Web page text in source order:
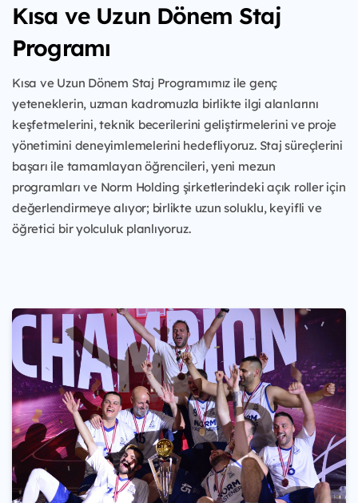
Kısa ve Uzun Dönem Staj
Programı
Kısa ve Uzun Dönem Staj Programımız ile genç
yeteneklerin, uzman kadromuzla birlikte ilgi alanlarını
keşfetmelerini, teknik becerilerini geliştirmelerini ve proje
yönetimini deneyimlemelerini hedefliyoruz. Staj süreçlerini
başarı ile tamamlayan öğrencileri, yeni mezun
programları ve Norm Holding şirketlerindeki açık roller için
değerlendirmeye alıyor; birlikte uzun soluklu, keyifli ve
öğretici bir yolculuk planlıyoruz.